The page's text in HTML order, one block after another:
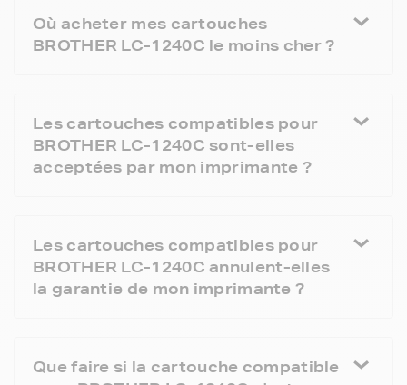
Où acheter mes cartouches
BROTHER LC-1240C le moins cher ?
Les cartouches compatibles pour
BROTHER LC-1240C sont-elles
acceptées par mon imprimante ?
Les cartouches compatibles pour
BROTHER LC-1240C annulent-elles
la garantie de mon imprimante ?
Que faire si la cartouche compatible